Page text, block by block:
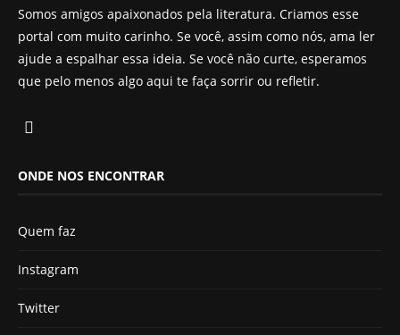
Somos amigos apaixonados pela literatura. Criamos esse
portal com muito carinho. Se você, assim como nós, ama ler
ajude a espalhar essa ideia. Se você não curte, esperamos
que pelo menos algo aqui te faça sorrir ou refletir.
ONDE NOS ENCONTRAR
Quem faz
Instagram
Twitter